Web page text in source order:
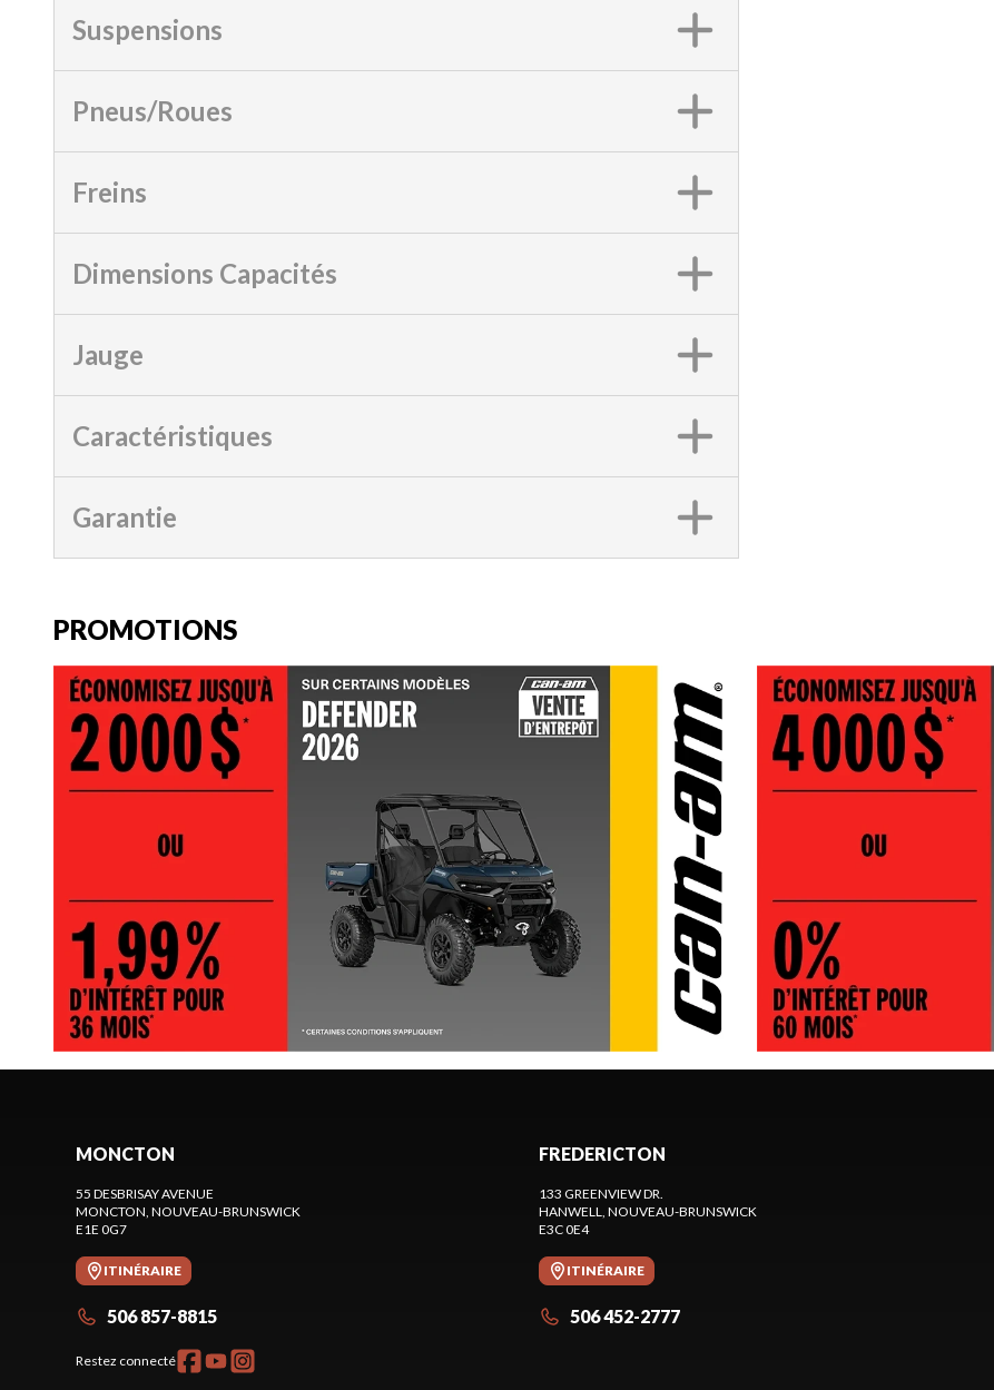
Suspensions
Pneus/Roues
Freins
Dimensions Capacités
Jauge
Caractéristiques
Garantie
PROMOTIONS
MONCTON
55 DESBRISAY AVENUE
MONCTON , NOUVEAU-BRUNSWICK
E1E 0G7
ITINÉRAIRE
506 857-8815
Restez connecté
FREDERICTON
133 GREENVIEW DR.
HANWELL , NOUVEAU-BRUNSWICK
E3C 0E4
ITINÉRAIRE
506 452-2777